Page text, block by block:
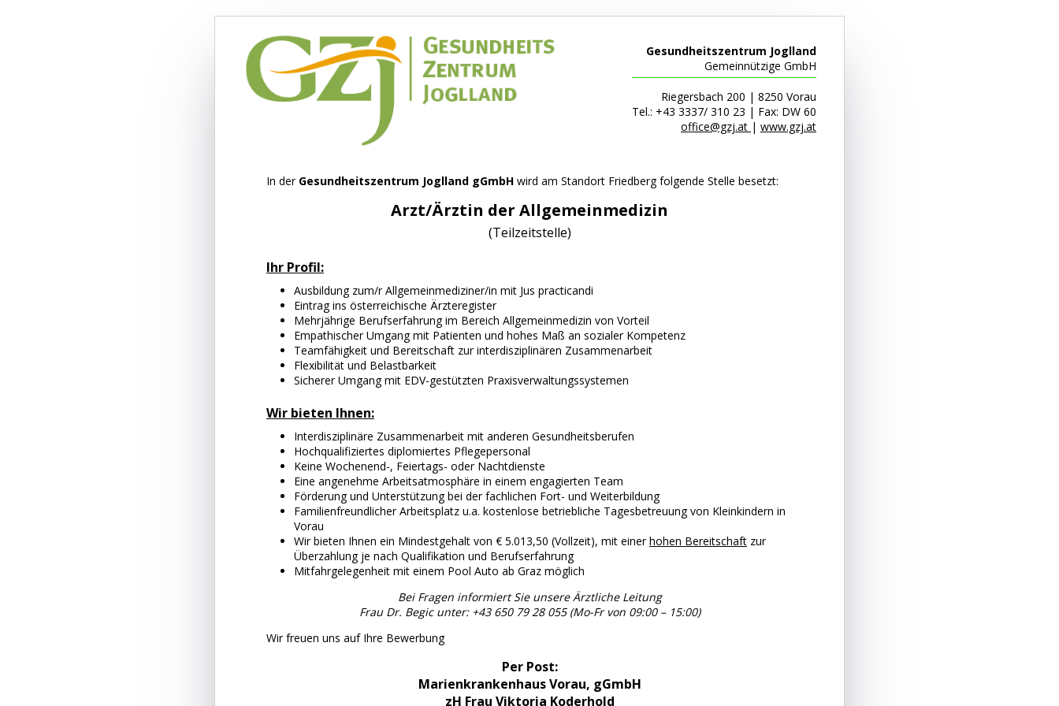
Gesundheitszentrum Joglland
Gemeinnützige GmbH
Riegersbach 200 | 8250 Vorau
Tel.: +43 3337/ 310 23 | Fax: DW 60
office@gzj.at | www.gzj.at
In der Gesundheitszentrum Joglland gGmbH wird am Standort Friedberg folgende Stelle besetzt:
Arzt/Ärztin der Allgemeinmedizin
(Teilzeitstelle)
Ihr Profil:
Ausbildung zum/r Allgemeinmediziner/in mit Jus practicandi
Eintrag ins österreichische Ärzteregister
Mehrjährige Berufserfahrung im Bereich Allgemeinmedizin von Vorteil
Empathischer Umgang mit Patienten und hohes Maß an sozialer Kompetenz
Teamfähigkeit und Bereitschaft zur interdisziplinären Zusammenarbeit
Flexibilität und Belastbarkeit
Sicherer Umgang mit EDV-gestützten Praxisverwaltungssystemen
Wir bieten Ihnen:
Interdisziplinäre Zusammenarbeit mit anderen Gesundheitsberufen
Hochqualifiziertes diplomiertes Pflegepersonal
Keine Wochenend-, Feiertags- oder Nachtdienste
Eine angenehme Arbeitsatmosphäre in einem engagierten Team
Förderung und Unterstützung bei der fachlichen Fort- und Weiterbildung
Familienfreundlicher Arbeitsplatz u.a. kostenlose betriebliche Tagesbetreuung von Kleinkindern in
Vorau
Wir bieten Ihnen ein Mindestgehalt von € 5.013,50 (Vollzeit), mit einerhohen Bereitschaft zur
Überzahlung je nach Qualifikation und Berufserfahrung
Mitfahrgelegenheit mit einem Pool Auto ab Graz möglich
Bei Fragen informiert Sie unsere Ärztliche Leitung
Frau Dr. Begic unter: +43 650 79 28 055 (Mo-Fr von 09:00 – 15:00)
Wir freuen uns auf Ihre Bewerbung
Per Post:
Marienkrankenhaus Vorau, gGmbH
zH Frau Viktoria Koderhold